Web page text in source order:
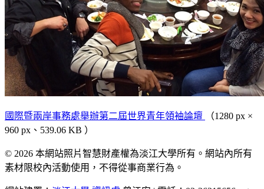
國際暨兩岸事務處舉辦第二屆世界青年領袖論壇
（1280 px ×
960 px、539.06 KB ）
© 2026 本網站照片智慧財產權為淡江大學所有。網站內所有
素材限校內活動使用，不得從事商業行為。